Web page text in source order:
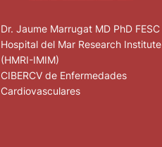
Dr. Jaume Marrugat MD PhD FESC
Hospital del Mar Research Institute
(HMRI-IMIM)
CIBERCV de Enfermedades
Cardiovasculares